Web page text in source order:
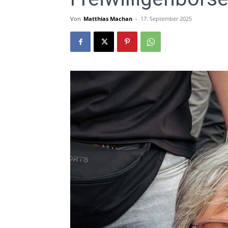
Von Matthias Machan - 17. September 2025